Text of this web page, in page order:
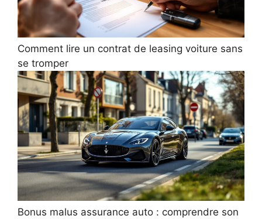
Comment lire un contrat de leasing voiture sans
se tromper
Bonus malus assurance auto : comprendre son